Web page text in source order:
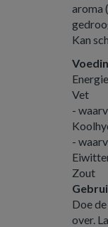
aroma
Kan
Energie
Vet
-
-
Zout
Doe
over.